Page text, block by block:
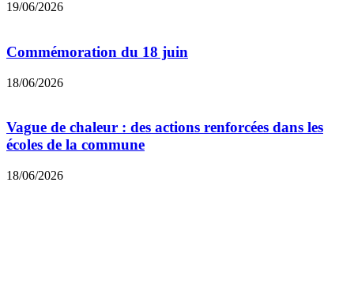
19/06/2026
Commémoration du 18 juin
18/06/2026
Vague de chaleur : des actions renforcées dans les
écoles de la commune
18/06/2026